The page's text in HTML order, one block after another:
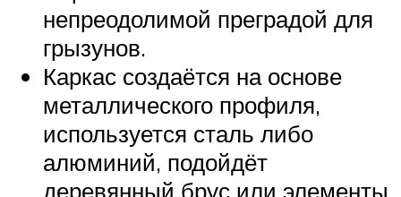
непреодолимой преградой для
грызунов.
Каркас создаётся на основе
металлического профиля,
используется сталь либо
алюминий, подойдёт
деревянный брус или элементы